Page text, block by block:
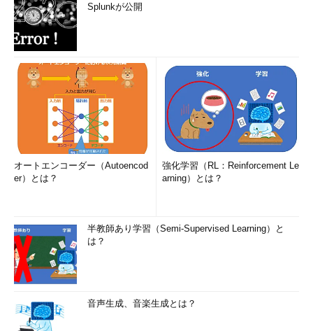
Splunkが公開
オートエンコーダー（Autoencod
er）とは？
強化学習（RL：Reinforcement Le
arning）とは？
半教師あり学習（Semi-Supervised Learning）と
は？
音声生成、音楽生成とは？